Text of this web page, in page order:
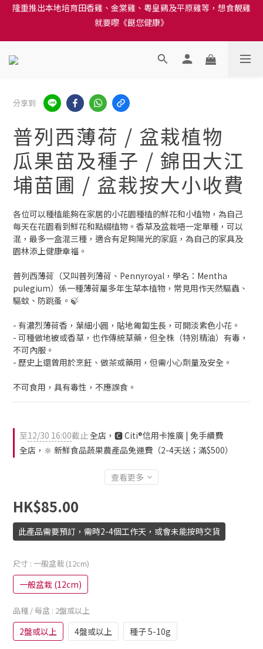
訂單結帳注意事項：送貨方法中選擇區域 - 然後當填寫地址時, 請
小心選擇分區及區域, 因資料錯誤會影響前往結帳
就要嚟《餸您健康》
分享到
普列西薄荷 / 盆栽植物
瓜果苗及種子 / 錦田大江
埔苗圃 / 盆栽按大小收費
各位可以種植能夠在家居的小花園種植的鮮花和小植物，為自己
每天在花園看到鮮花和點綴植物。香草及盆栽唔一定單種，可以
混，最多一盒混三種，適合有足夠陽光的家庭，為自己的家具及
園林添上健康幸福。
普列西薄荷（又叫普列薄荷、Pennyroyal，學名：Mentha
pulegium）係一種薄荷屬多年生草本植物，常見用作天然驅蟲、
驅蚊、防跳蚤。🍃
- 有濃烈薄荷香，葉細小圓，貼地匍匐生長，可開淡紫色小花。
- 可種做地被或香草，也作傳統草藥，但全株（特別精油）有毒，
不可內服。
- 歷史上還曾用於烹飪、做茶或藥用，但需小心劑量及安全。
不可食用，具有毒性，不應誤食。
至12/30 16:00截止全店，🅲 Citi®信用卡推廣 | 免手續費
全店，🔆 新鮮食品蔬果農產品免運費（2-4天送；滿$500）
查看更多
HK$85.00
此產品需要預訂，需時2-4個工作天，或會未能按時交貨
尺寸 : 一般盆栽 (12cm)
一般盆栽 (12cm)
品種 / 每盆 : 2盤或以上
2盤或以上 4盤或以上 種子 5-10g